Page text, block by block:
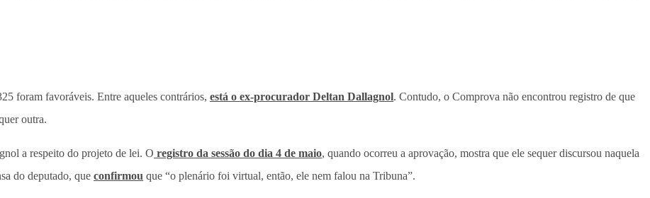
foram favoráveis. Entre aqueles contrários, está o ex-procurador Deltan Dallagnol. Contudo, o Comprova não encontrou registro de que
outra.
a respeito do projeto de lei. O registro da sessão do dia 4 de maio, quando ocorreu a aprovação, mostra que ele sequer discursou naquela
do deputado, que confirmou que “o plenário foi virtual, então, ele nem falou na Tribuna”.